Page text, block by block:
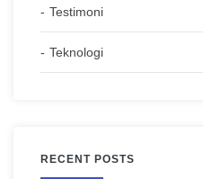
Testimoni
Teknologi
RECENT POSTS